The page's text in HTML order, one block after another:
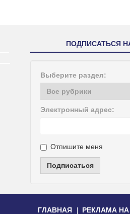
ПОДПИСАТЬСЯ
Выберите раздел:
Электронный адрес:
Отпишите меня
Подписаться
ГЛАВНАЯ РЕКЛАМА